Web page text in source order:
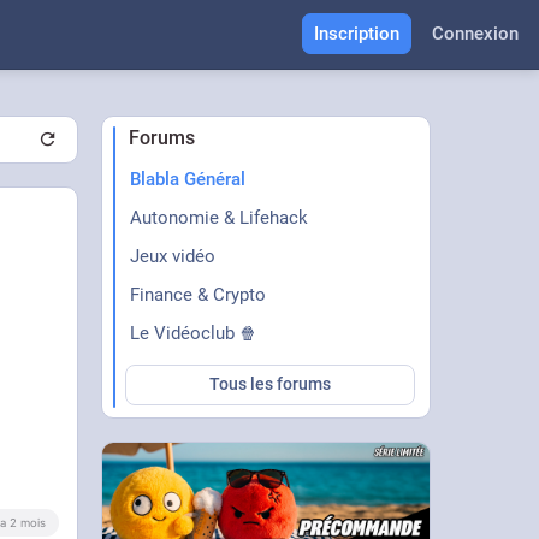
Inscription Connexion
2 mois
Forums
Blabla Général
Autonomie & Lifehack
Jeux vidéo
Finance & Crypto
Le Vidéoclub 🍿
Tous les forums